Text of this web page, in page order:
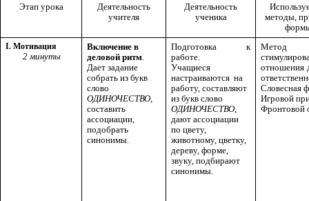
Этап урока
Деятельность
учителя
Деятельность
ученика
методы,
I. Мотивация
2 минуты
Включение в
деловой ритм
Дает задание
собрать из букв
слово
ОДИНОЧЕСТВО
составить
ассоциации,
подобрать
синонимы.
Подготовка к
работе.
Учащиеся
настраиваются на
работу, составляют
из букв слово
ОДИНОЧЕСТВО
дают ассоциации
по цвету,
животному, цветку,
дереву, форме,
звуку, подбирают
синонимы.
Метод
отношения
Словесная
Игровой
Фронтовой